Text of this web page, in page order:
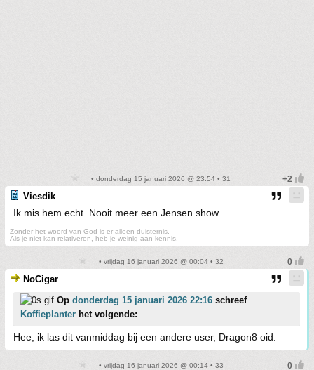
• donderdag 15 januari 2026 @ 23:54 • 31
Viesdik
Ik mis hem echt. Nooit meer een Jensen show.
Zonder het woord van God is er alleen duisternis.
Als je niet kan relativeren, heb je weinig aan kennis.
• vrijdag 16 januari 2026 @ 00:04 • 32
NoCigar
Op donderdag 15 januari 2026 22:16 schreef
Koffieplanter het volgende:
Hee, ik las dit vanmiddag bij een andere user, Dragon8 oid.
• vrijdag 16 januari 2026 @ 00:14 • 33